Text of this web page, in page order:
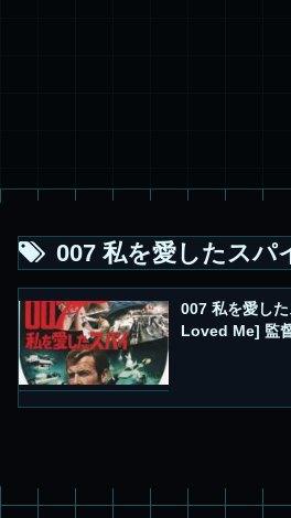
007 私を愛したスパ
007 私を愛し
Loved Me] 監